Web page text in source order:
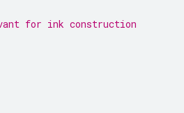
for ink construction